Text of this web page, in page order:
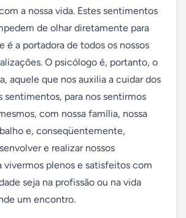
a nossa vida. Estes sentimentos
de olhar diretamente para
é a portadora de todos os nossos
O psicólogo é, portanto, o
aquele que nos auxilia a cuidar dos
sentimentos, para nos sentirmos
com nossa família, nossa
e, conseqüentemente,
e realizar nossos
vivermos plenos e satisfeitos com
seja na profissão ou na vida
um encontro.